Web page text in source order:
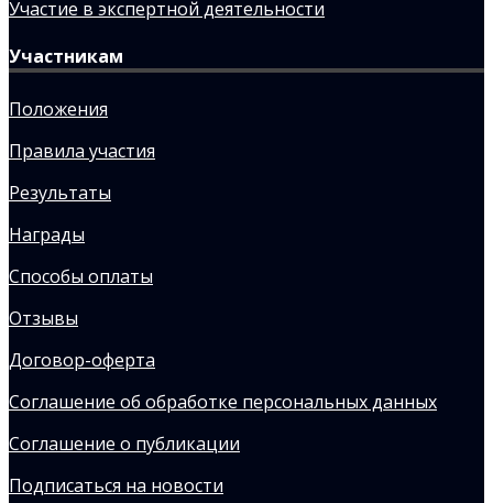
Участие в экспертной деятельности
Участникам
Положения
Правила участия
Результаты
Награды
Способы оплаты
Отзывы
Договор-оферта
Соглашение об обработке персональных данных
Соглашение о публикации
Подписаться на новости